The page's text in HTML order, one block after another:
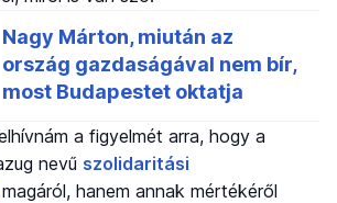
a figyelmét arra, hogy a
nevű szolidaritási
magáról, hanem annak mértékéről